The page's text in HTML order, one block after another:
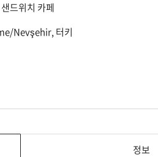
드위치 카페
Nevşehir, 터키
정보